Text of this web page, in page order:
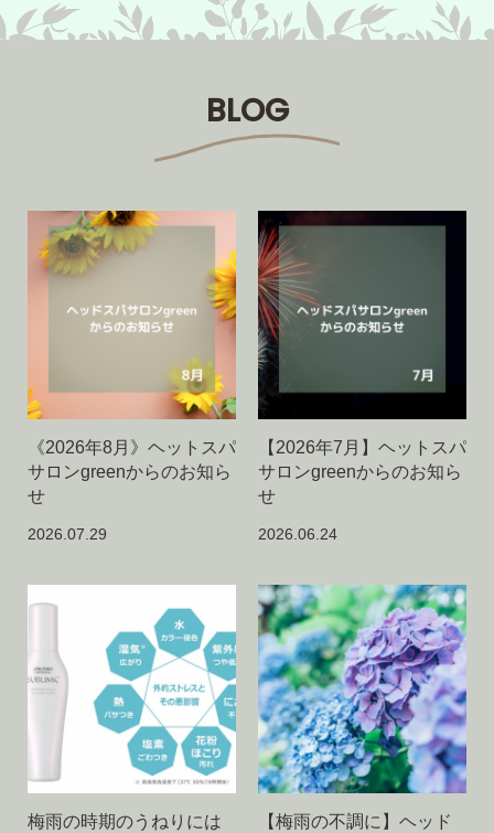
BLOG
《2026年8月》ヘットスパ
サロンgreenからのお知ら
せ
2026.07.29
【2026年7月】ヘットスパ
サロンgreenからのお知ら
せ
2026.06.24
梅雨の時期のうねりには
【梅雨の不調に】ヘッド